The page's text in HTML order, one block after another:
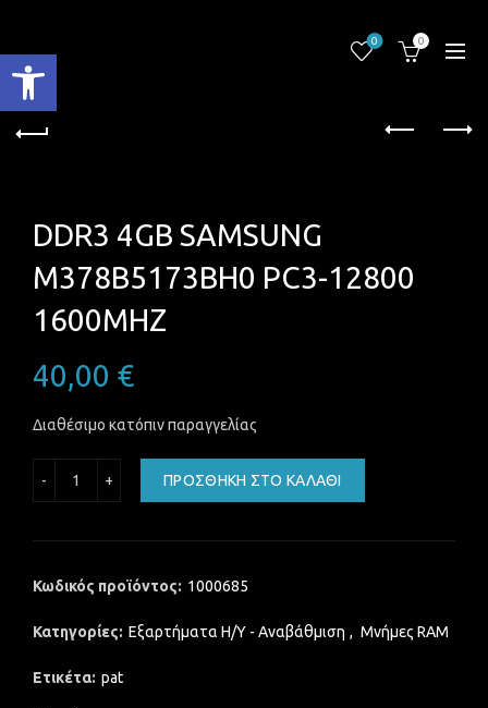
Ανοίξτε τη γραμμή εργαλείων
0 0
DDR3 4GB SAMSUNG
M378B5173BH0 PC3-12800
1600MHZ
40,00 €
Διαθέσιμο κατόπιν παραγγελίας
ΠΡΟΣΘΉΚΗ ΣΤΟ ΚΑΛΆΘΙ
Κωδικός προϊόντος: 1000685
Κατηγορίες: Εξαρτήματα Η/Υ - Αναβάθμιση , Μνήμες RAM
Ετικέτα: pat